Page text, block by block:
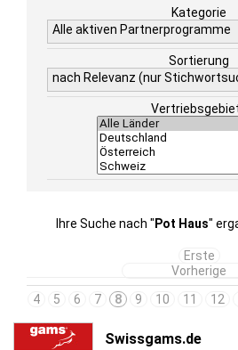
Kategorie
Alle aktiven Partnerprogramme
Sortierung
nach Relevanz (nur
Ihre Suche nach " Pot Haus"
Erste
Vorherige
4
5 6 7 8 9 10 11 12
Swissgams.de